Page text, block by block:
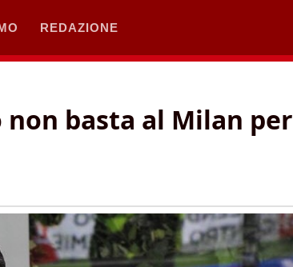
REDAZIONE
basta al Milan per